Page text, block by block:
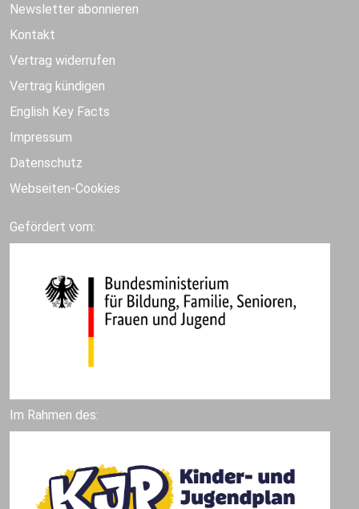
Newsletter abonnieren
Kontakt
Vertrag widerrufen
Vertrag kündigen
English Key Facts
Impressum
Datenschutz
Webseiten-Cookies
Gefördert vom:
Im Rahmen des: